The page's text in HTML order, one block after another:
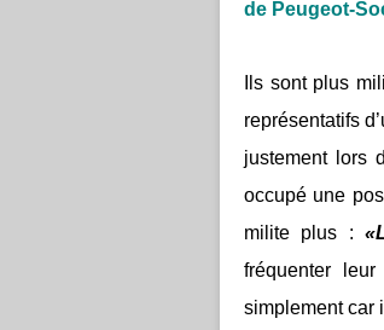
de Peugeot-
Ils sont plus
représentatifs
justement lors
occupé une
milite plus :
fréquenter
simplement car